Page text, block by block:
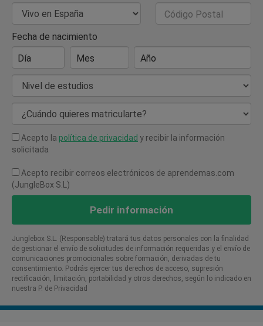
País de Residencia
Código Postal
Fecha de nacimiento
Día
Mes Año
Nivel de estudios
¿Cuándo quieres matricularte?
Acepto la política de privacidad y recibir la información
solicitada
Acepto recibir correos electrónicos de aprendemas.com
(JungleBox S.L)
Pedir información
Junglebox S.L. (Responsable) tratará tus datos personales con la finalidad
de gestionar el envío de solicitudes de información requeridas y el envío de
comunicaciones promocionales sobre formación, derivadas de tu
consentimiento. Podrás ejercer tus derechos de acceso, supresión
rectificación, limitación, portabilidad y otros derechos, según lo indicado en
nuestra P. de Privacidad​